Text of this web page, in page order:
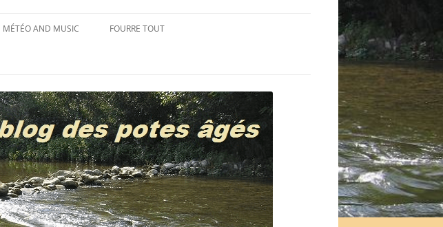
MÉTÉO AND MUSIC FOURRE TOUT